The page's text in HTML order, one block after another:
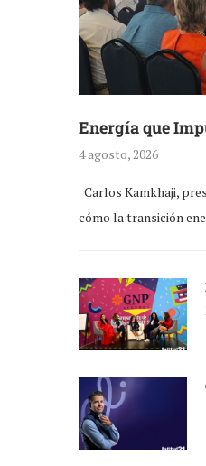
Energía que
4 agosto, 2026
Carlos Kamkhaji,
cómo la transición